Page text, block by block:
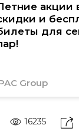
акции
и
для
Group
16235